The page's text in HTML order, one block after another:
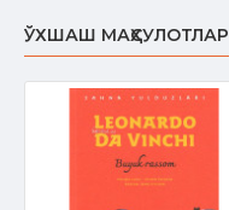
ЎХШАШ МАҲСУЛОТЛАР